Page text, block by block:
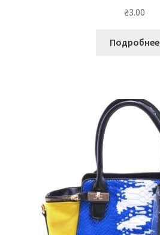
₴3.00
Подробнее